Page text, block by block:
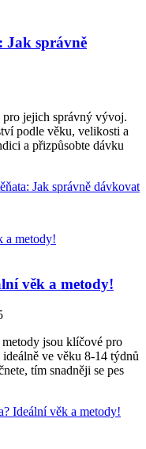
Jak správně
jejich správný vývoj.
podle věku, velikosti a
a přizpůsobte dávku
Jak správně dávkovat
věk a metody!
jsou klíčové pro
ve věku 8-14 týdnů
tím snadněji se pes
Ideální věk a metody!